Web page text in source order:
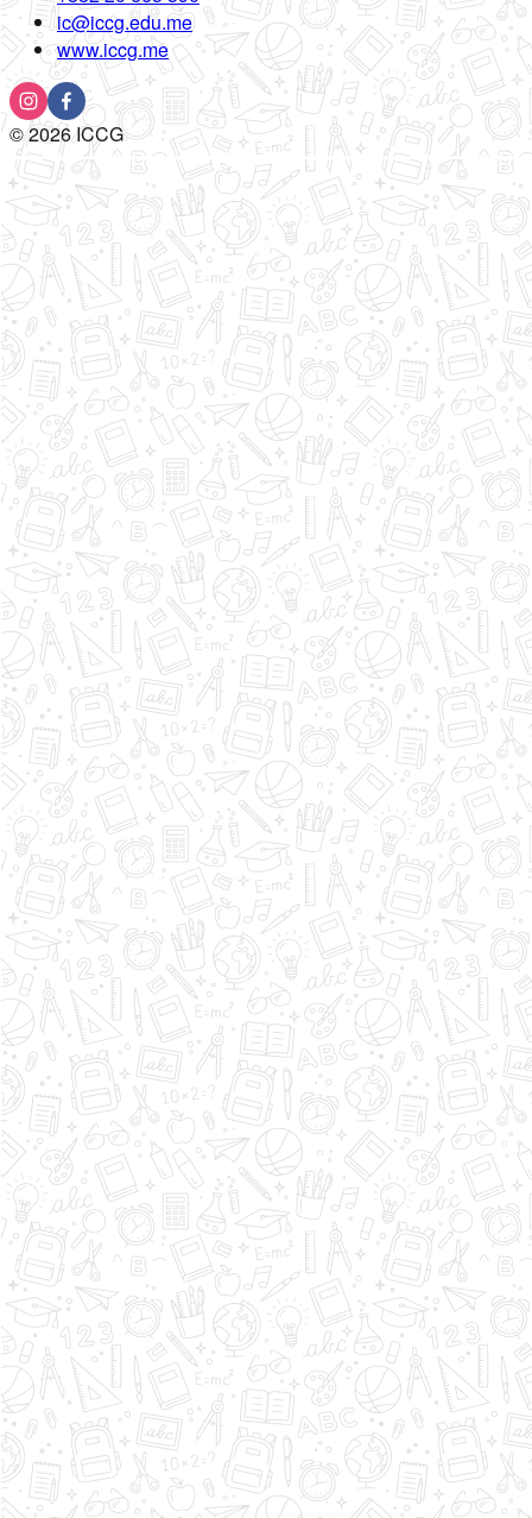
ic@iccg.edu.me
www.iccg.me
©2026ICCG